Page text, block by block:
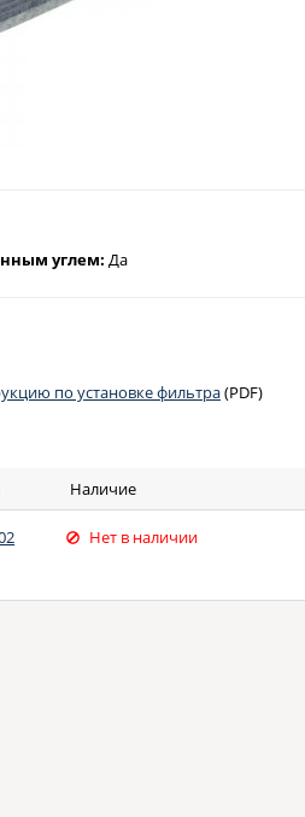
углем: Да
по установке фильтра(PDF)
Наличие
Нет в наличии